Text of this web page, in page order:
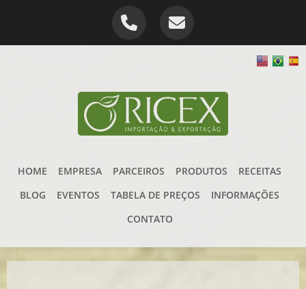
HOME EMPRESA PARCEIROS PRODUTOS
RECEITAS
BLOG
EVENTOS TABELA DE PREÇOS
INFORMAÇÕES
CONTATO